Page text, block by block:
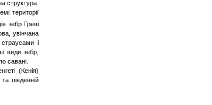
структура.
території
зебр Греві
увінчана
і
види зебр,
савані.
(Кенія)
південній